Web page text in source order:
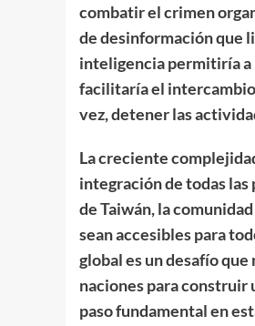
combatir el crimen
de desinformación que
inteligencia permitiría a
facilitaría el
vez, detener las
La creciente
integración de todas
de Taiwán, la
sean accesibles para
global es un desafío
naciones para construir
paso fundamental en